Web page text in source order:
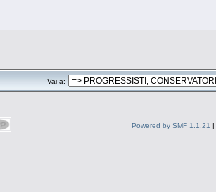
Vai a:
Powered by SMF 1.1.21 |